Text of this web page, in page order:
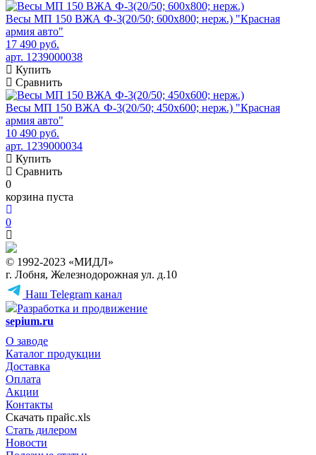
Весы МП 150 ВЖА Ф-3(20/50; 600х800; нерж.) "Красная
армия авто"
17 490 руб.
арт. 1239000038
Купить
Сравнить
Весы МП 150 ВЖА Ф-3(20/50; 450х600; нерж.) "Красная
армия авто"
10 490 руб.
арт. 1239000034
Купить
Сравнить
0
корзина пуста
0
© 1992-2023 «МИДЛ»
г. Лобня, Железнодорожная ул. д.10
Наш Telegram канал
Разработка и продвижение
sepium.ru
О заводе
Каталог продукции
Доставка
Оплата
Акции
Контакты
Скачать прайс.xls
Стать дилером
Новости